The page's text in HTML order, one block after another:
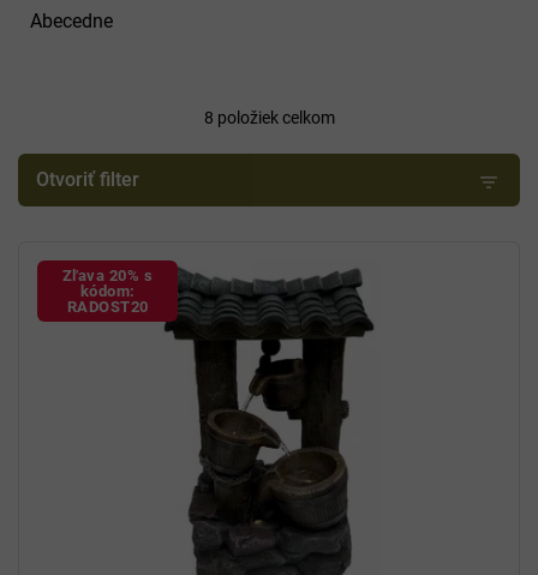
r
d
Abecedne
8 položiek celkom
Otvoriť filter
Zľava 20% s
kódom:
RADOST20